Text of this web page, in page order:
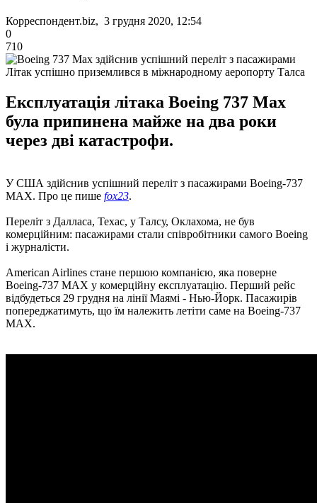
Корреспондент.biz, 3 грудня 2020, 12:54
0
710
Літак успішно приземлився в міжнародному аеропорту Талса
Експлуатація літака Boeing 737 Max
була припинена майже на два роки
через дві катастрофи.
У США здійснив успішний переліт з пасажирами Boeing-737
MAX. Про це пише fox23.
Переліт з Далласа, Техас, у Талсу, Оклахома, не був
комерційним: пасажирами стали співробітники самого Boeing
і журналісти.
American Airlines стане першою компанією, яка поверне
Boeing-737 MAX у комерційну експлуатацію. Перший рейс
відбудеться 29 грудня на лінії Маямі - Нью-Йорк. Пасажирів
попереджатимуть, що їм належить летіти саме на Boeing-737
MAX.